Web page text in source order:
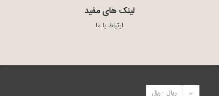
لینک های مفید
ارتباط با ما